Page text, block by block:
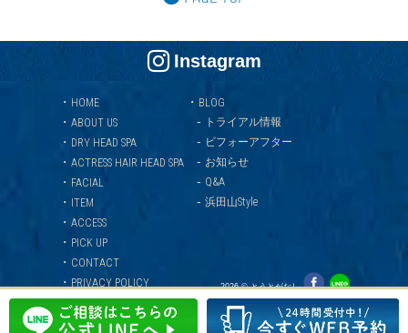
Instagram
・ HOME
・ ABOUT US
・ DRY HEAD SPA
・ ACTRESS HAIR HEAD SPA
・ FACIAL
・ ITEM
・ ACCESS
・ PICK UP
・ CONTACT
・ PRIVACY POLICY
・ BLOG
- トライアル情報
- ビフォーアフター
- お知らせ
- Q&A
- 浜田山Style
2026 © とうとがなし